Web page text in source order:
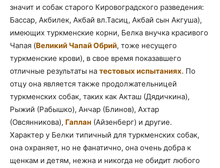
значит и собак старого Кировоградского разведения:
Бассар, Акбилек, Акбай вл.Тасиц, Акбай сын Акгуша),
имеющих туркменские корни, Белка внучка красивого
Чапая (Великий Чапай Обрий, тоже несущего
туркменские крови), в свое время показавшего
отличные результаты на тестовых испытаниях. По
отцу она является также продолжательницей
туркменских собак, таких как Акташ (Дядичкина),
Рыжий (Рабышко), Анчар (Блинов), Ахтар
(Овсянникова), Гаплан (Айзенберг) и другие.
Характер у Белки типичный для туркменских собак,
она охраняет, но не фанатично, она очень добра к
щенкам и детям, нежна и никогда не обидит любого